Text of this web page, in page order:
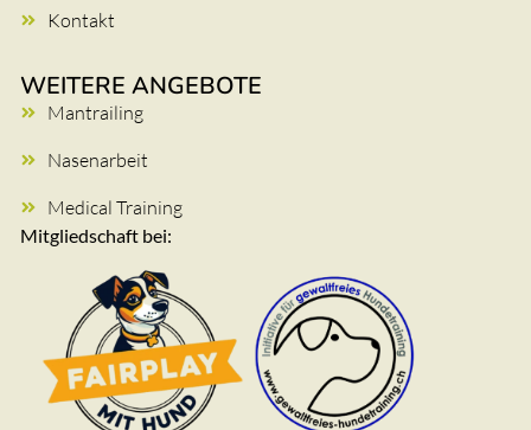
Kontakt
WEITERE ANGEBOTE
Mantrailing
Nasenarbeit
Medical Training
Mitgliedschaft bei: